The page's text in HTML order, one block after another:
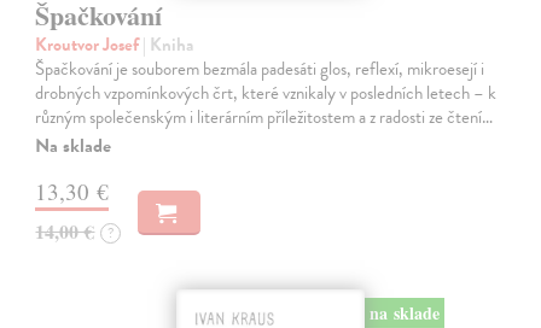
Špačkování
Kroutvor Josef| Kniha
Špačkování je souborem bezmála padesáti glos, reflexí, mikroesejí i
drobných vzpomínkových črt, které vznikaly v posledních letech – k
různým společenským i literárním příležitostem a z radosti ze čtení…
Na sklade
13,30 €
14,00 € ?
na sklade